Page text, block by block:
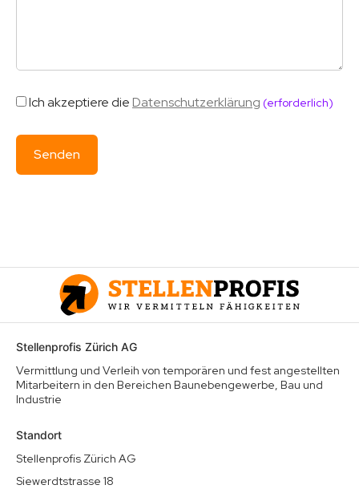
Ich akzeptiere dieDatenschutzerklärung (erforderlich)
Stellenprofis Zürich AG
Vermittlung und Verleih von temporären und fest angestellten
Mitarbeitern in den Bereichen Baunebengewerbe, Bau und
Industrie
Standort
Stellenprofis Zürich AG
Siewerdtstrasse 18